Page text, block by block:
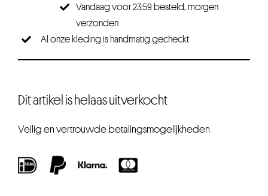
Vandaag voor 23:59 besteld, morgen
verzonden
Al onze kleding is handmatig gecheckt
Dit artikel is helaas uitverkocht
Veilig en vertrouwde betalingsmogelijkheden